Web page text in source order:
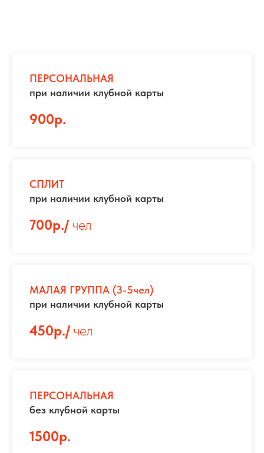
ПЕРСОНАЛЬНАЯ
при наличии клубной карты
900р.
СПЛИТ
при наличии клубной карты
700р./чел
МАЛАЯ ГРУППА (3-5чел)
при наличии клубной карты
450р./чел
ПЕРСОНАЛЬНАЯ
без клубной карты
1500р.